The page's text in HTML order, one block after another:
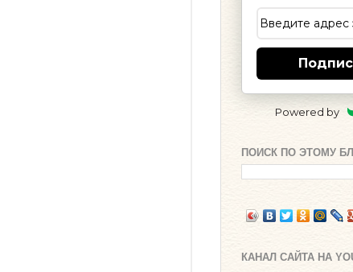
Powered by
ПОИСК ПО ЭТОМУ
КАНАЛ САЙТА НА